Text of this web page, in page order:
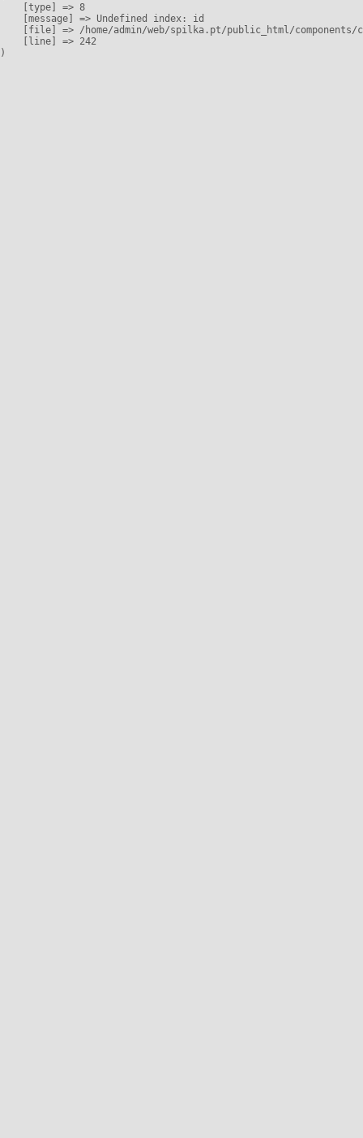
    [type] => 8
    [message] => Undefined index: id
[file] => /home/admin/web/spilka.pt/public_html/
    [line] => 242